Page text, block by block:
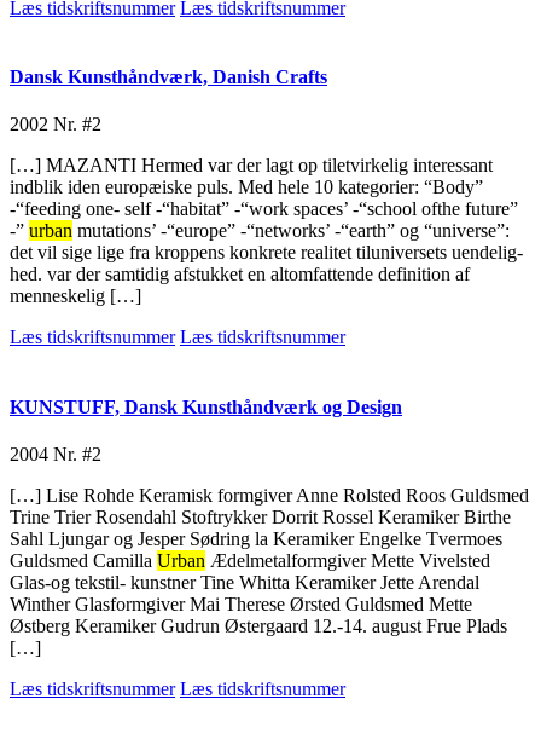
Læs tidskriftsnummer Læs tidskriftsnummer
Dansk Kunsthåndværk, Danish Crafts
2002 Nr. #2
[…] MAZANTI Hermed var der lagt op tiletvirkelig interessant
indblik iden europæiske puls. Med hele 10 kategorier: “Body”
-“feeding one- self -“habitat” -“work spaces’ -“school ofthe future”
-” urban mutations’ -“europe” -“networks’ -“earth” og “universe”:
det vil sige lige fra kroppens konkrete realitet tiluniversets uendelig-
hed. var der samtidig afstukket en altomfattende definition af
menneskelig […]
Læs tidskriftsnummer Læs tidskriftsnummer
KUNSTUFF, Dansk Kunsthåndværk og Design
2004 Nr. #2
[…] Lise Rohde Keramisk formgiver Anne Rolsted Roos Guldsmed
Trine Trier Rosendahl Stoftrykker Dorrit Rossel Keramiker Birthe
Sahl Ljungar og Jesper Sødring la Keramiker Engelke Tvermoes
Guldsmed Camilla Urban Ædelmetalformgiver Mette Vivelsted
Glas-og tekstil- kunstner Tine Whitta Keramiker Jette Arendal
Winther Glasformgiver Mai Therese Ørsted Guldsmed Mette
Østberg Keramiker Gudrun Østergaard 12.-14. august Frue Plads
[…]
Læs tidskriftsnummer Læs tidskriftsnummer